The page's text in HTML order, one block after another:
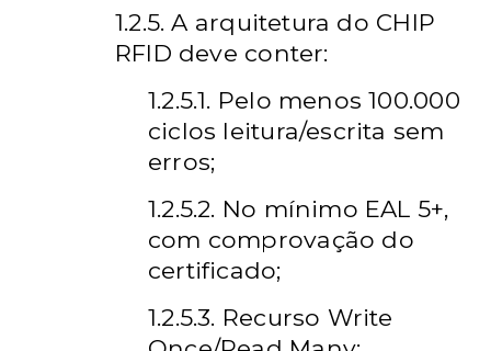
1.2.5. A arquitetura do CHIP
RFID deve conter:
1.2.5.1. Pelo menos 100.000
ciclos leitura/escrita sem
erros;
1.2.5.2. No mínimo EAL 5+,
com comprovação do
certificado;
1.2.5.3. Recurso Write